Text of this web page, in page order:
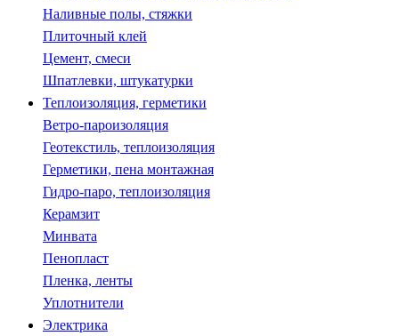
Наливные полы, стяжки
Плиточный клей
Цемент, смеси
Шпатлевки, штукатурки
Теплоизоляция, герметики
Ветро-пароизоляция
Геотекстиль, теплоизоляция
Герметики, пена монтажная
Гидро-паро, теплоизоляция
Керамзит
Минвата
Пенопласт
Пленка, ленты
Уплотнители
Электрика